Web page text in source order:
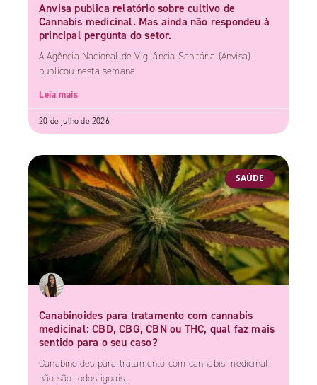
Anvisa publica relatório sobre cultivo de
Cannabis medicinal. Mas ainda não respondeu à
principal pergunta do setor.
A Agência Nacional de Vigilância Sanitária (Anvisa)
publicou nesta semana
Leia mais
20 de julho de 2026
SAÚDE
Canabinoides para tratamento com cannabis
medicinal: CBD, CBG, CBN ou THC, qual faz mais
sentido para o seu caso?
Canabinoides para tratamento com cannabis medicinal
não são todos iguais.